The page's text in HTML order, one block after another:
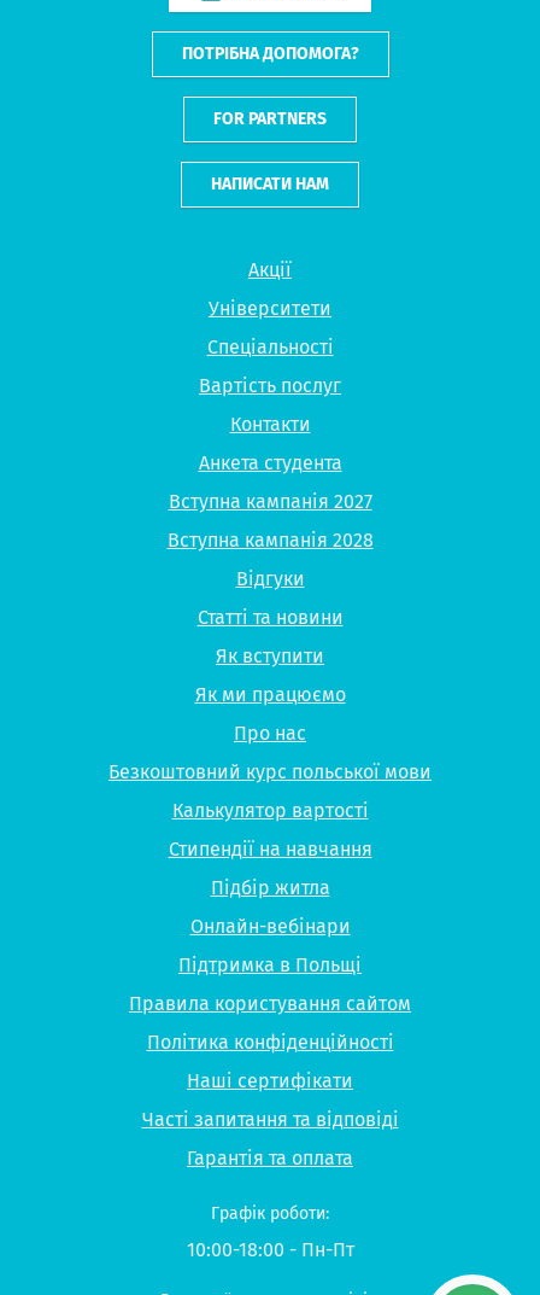
Акції
Університети
Спеціальності
Вартість послуг
Контакти
Анкета студента
Вступна кампанія 2027
Вступна кампанія 2028
Відгуки
Статті та новини
Як вступити
Як ми працюємо
Про нас
Безкоштовний курс польської мови
Калькулятор вартості
Стипендії на навчання
Підбір житла
Онлайн-вебінари
Підтримка в Польщі
Правила користування сайтом
Політика конфіденційності
Наші сертифікати
Часті запитання та відповіді
Гарантія та оплата
ПОТРІБНА ДОПОМОГА?
FOR PARTNERS
НАПИСАТИ НАМ
Графік роботи:
10:00-18:00 - Пн-Пт